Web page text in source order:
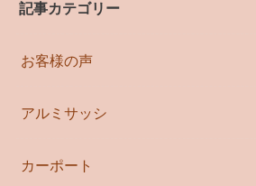
記事カテゴリー
お客様の声
アルミサッシ
カーポート